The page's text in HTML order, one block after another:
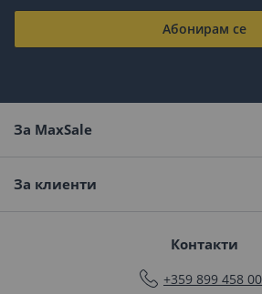
Абонирам се
За MaxSale
За клиенти
Контакти
+359 899 458